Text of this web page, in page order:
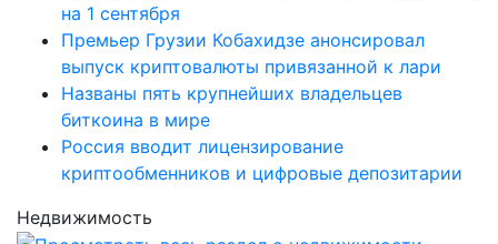
на 1 сентября
Премьер Грузии Кобахидзе анонсировал
выпуск криптовалюты привязанной к лари
Названы пять крупнейших владельцев
биткоина в мире
Россия вводит лицензирование
криптообменников и цифровые депозитарии
Недвижимость